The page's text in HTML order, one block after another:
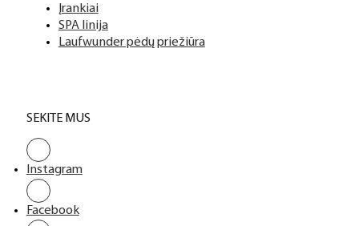
Įrankiai
SPA linija
Laufwunder pėdų priežiūra
SEKITE MUS
Instagram
Facebook